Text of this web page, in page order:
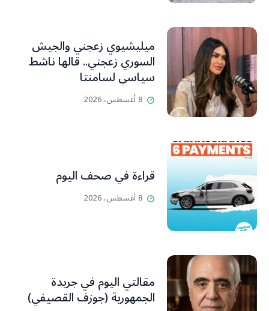
ميليشيوي زعجني والجيش
السوري زعجني.. قالها ناشط
سياسي لسامنتا
8 أغسطس، 2026
قراءة في صحف اليوم
8 أغسطس، 2026
مقالتي اليوم في جريدة
الجمهورية (جوزف القصيفي)